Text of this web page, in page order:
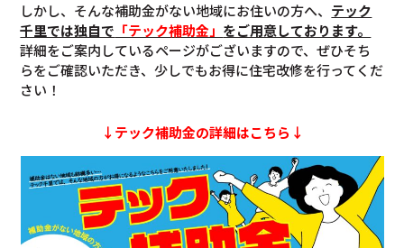
しかし、そんな補助金がない地域にお住いの方へ、 テック
千里では独自で 「テック補助金」 をご用意しております。
詳細をご案内しているページがございますので、ぜひそち
らをご確認いただき、少しでもお得に住宅改修を行ってくだ
さい！
↓テック補助金の詳細はこちら↓